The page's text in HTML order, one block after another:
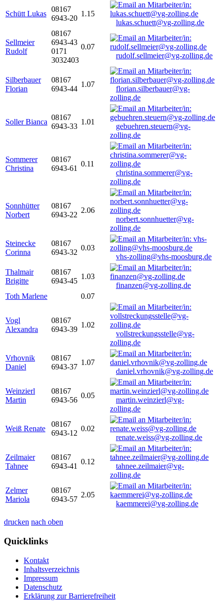
Schütt Lukas
08167
6943-20
1.15
lukas.schuett@vg-zolling.de
Sellmeier
Rudolf
08167
6943-43
0171
3032403
0.07
rudolf.sellmeier@vg-zolling.de
Silberbauer
Florian
08167
6943-44
1.07
florian.silberbauer@vg-
zolling.de
Soller Bianca
08167
6943-33
1.01
gebuehren.steuern@vg-
zolling.de
Sommerer
Christina
08167
6943-61
0.11
christina.sommerer@vg-
zolling.de
Sonnhütter
Norbert
08167
6943-22
2.06
norbert.sonnhuetter@vg-
zolling.de
Steinecke
Corinna
08167
6943-32
0.03
vhs-zolling@vhs-moosburg.de
Thalmair
Brigitte
08167
6943-45
1.03
finanzen@vg-zolling.de
Toth Marlene
0.07
Vogl
Alexandra
08167
6943-39
1.02
vollstreckungsstelle@vg-
zolling.de
Vrhovnik
Daniel
08167
6943-37
1.07
daniel.vrhovnik@vg-zolling.de
Weinzierl
Martin
08167
6943-56
0.05
martin.weinzierl@vg-
zolling.de
Weiß Renate
08167
6943-12
0.02
renate.weiss@vg-zolling.de
Zeilmaier
Tahnee
08167
6943-41
0.12
tahnee.zeilmaier@vg-
zolling.de
Zelmer
Mariola
08167
6943-57
2.05
kaemmerei@vg-zolling.de
drucken nach oben
Quicklinks
Kontakt
Inhaltsverzeichnis
Impressum
Datenschutz
Erklärung zur Barrierefreiheit